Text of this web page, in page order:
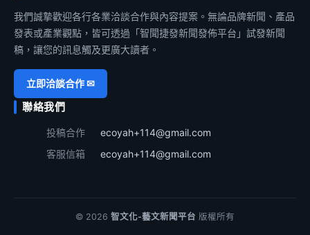
我們誠摯歡迎各行各業洽談合作與內容提案。無論品牌新聞、產品
發表或產業觀點，皆可透過「智聞捷發新聞發佈平台」試發新聞
稿，讓您的訊息觸及更廣大讀者。
立即洽談合作 ✉
聯絡我們
投稿合作
ecoyah+114@gmail.com
客服信箱
ecoyah+114@gmail.com
© 2026 智文化-藝文新聞平台 版權所有